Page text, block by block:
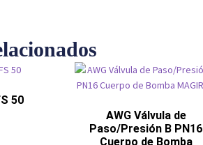
50
AWG Válvula de
Paso/Presión B PN16
Cuerpo de Bomba